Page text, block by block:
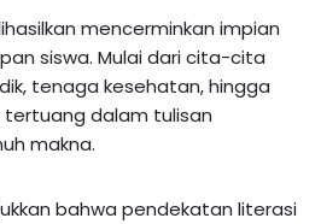
mencerminkan impian
siswa. Mulai dari cita-cita
tenaga kesehatan, hingga
tertuang dalam tulisan
makna.
bahwa pendekatan literasi